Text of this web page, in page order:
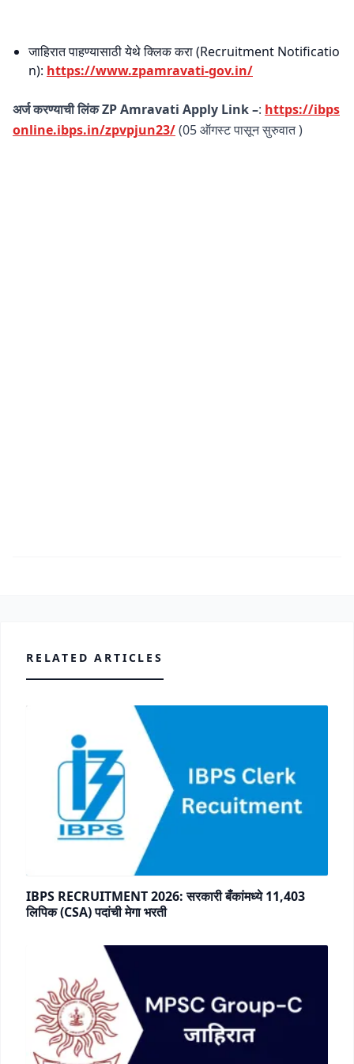
जाहिरात पाहण्यासाठी येथे क्लिक करा (Recruitment Notificatio
n): https://www.zpamravati-gov.in/
अर्ज करण्याची लिंक ZP Amravati Apply Link –: https://ibps
online.ibps.in/zpvpjun23/(05 ऑगस्ट पासून सुरुवात )
RELATED ARTICLES
IBPS RECRUITMENT 2026: सरकारी बँकांमध्ये 11,403
लिपिक (CSA) पदांची मेगा भरती